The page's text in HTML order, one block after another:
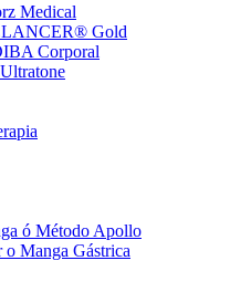
Medical
Gold
Corporal
ó Método Apollo
o Manga Gástrica